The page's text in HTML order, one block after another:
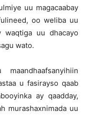
uu magacaabay
oo weliba uu
waqtiga uu dhacayo
wato.
u fasirayso qaab
ay qaadday,
murashaxnimada uu